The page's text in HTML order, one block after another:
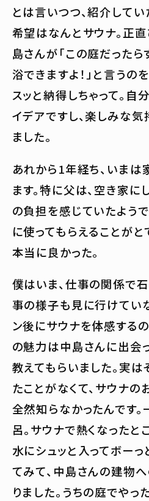
とは言いつつ、紹介して
希望はなんとサウナ。正直
島さんが「この庭だった
浴できますよ！」と言うの
スッと納得しちゃって。
イデアですし、楽しみな
ました。
あれから1年経ち、いま
ます。特に父は、空き家に
の負担を感じていたよう
に使ってもらえることがと
本当に良かった。
僕はいま、仕事の関係で
事の様子も見に行けてい
ン後にサウナを体感する
の魅力は中島さんに出会
教えてもらいました。実
たことがなくて、サウナ
全然知らなかったんです
呂。サウナで熱くなった
水にシュッと入ってボーっ
てみて、中島さんの建物
りました。うちの庭でや